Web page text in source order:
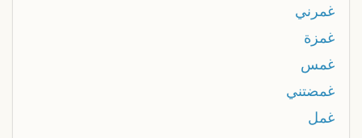
غمرني
غمزة
غمس
غمضتني
غمل